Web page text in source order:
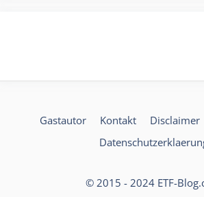
Gastautor Kontakt Disclaimer
© 2015 - 2024 ETF-